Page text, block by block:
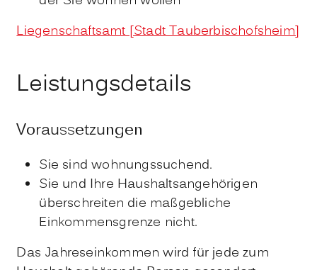
Liegenschaftsamt [Stadt Tauberbischofsheim]
Leistungsdetails
Voraussetzungen
Sie sind wohnungssuchend.
Sie und Ihre Haushaltsangehörigen
überschreiten die maßgebliche
Einkommensgrenze nicht.
Das Jahreseinkommen wird für jede zum